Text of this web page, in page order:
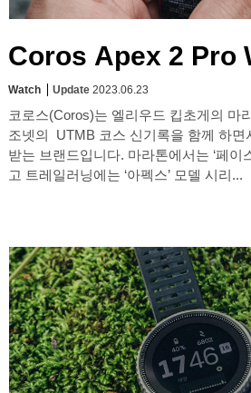
Coros Apex 2 Pro
Watch Update 2023.06.23
코로스(Coros)는 엘리우드 킵초게의 마
조넷의 UTMB 코스 신기록을 함께 하
받는 브랜드입니다. 마라톤에서는 ‘페이
고 트레일러닝에는 ‘아펙스’ 모델 시리...